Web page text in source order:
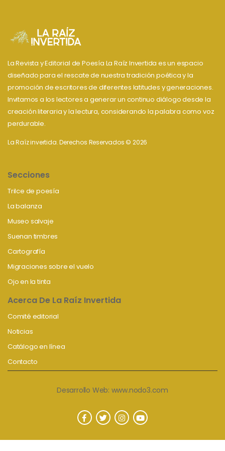
La Revista y Editorial de Poesía La Raíz Invertida es un espacio
diseñado para el rescate de nuestra tradición poética y la
promoción de escritores de diferentes latitudes y generaciones.
Invitamos a los lectores a generar un continuo diálogo desde la
creación literaria y la lectura, considerando la palabra como voz
perdurable.
La Raíz invertida. Derechos Reservados © 2026
Secciones
Trilce de poesía
La balanza
Museo salvaje
Suenan timbres
Cartografía
Migraciones sobre el vuelo
Ojo en la tinta
Acerca De La Raíz Invertida
Comité editorial
Noticias
Catálogo en línea
Contacto
Desarrollo Web: www.nodo3.com